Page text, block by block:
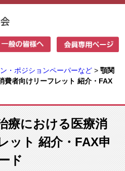
・ポジションペーパーなど > 顎関
費者向けリーフレット 紹介・FAX
療における医療消
ット 紹介・FAX申
ド